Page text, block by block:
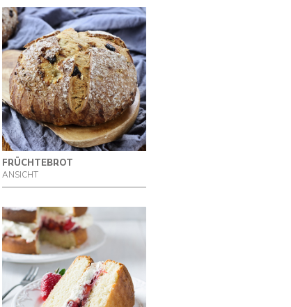
FRÜCHTEBROT
ANSICHT